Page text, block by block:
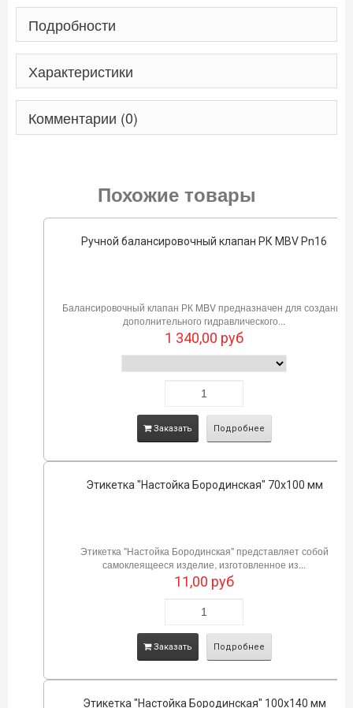
Подробности
Характеристики
Комментарии (0)
Похожие товары
Ручной балансировочный клапан РК MBV Pn16
Балансировочный клапан РК MBV предназначен для создания
дополнительного гидравлического...
1 340,00 руб
Заказать Подробнее
Этикетка "Настойка Бородинская" 70х100 мм
Этикетка "Настойка Бородинская" представляет собой
самоклеящееся изделие, изготовленное из...
11,00 руб
Заказать Подробнее
Этикетка "Настойка Бородинская" 100х140 мм